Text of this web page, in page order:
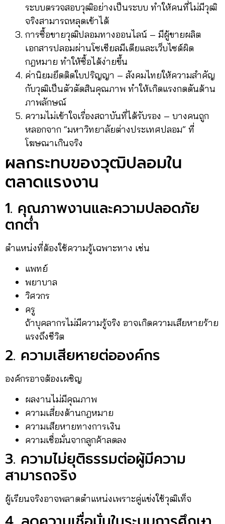
ระบบตรวจสอบวุฒิอย่างเป็นระบบ ทำให้คนที่ไม่มีวุฒิ
จริงสามารถหลุดเข้าได้
การซื้อขายวุฒิปลอมทางออนไลน์ – มีผู้ขายผลิต
เอกสารปลอมผ่านโซเชียลมีเดียและเว็บไซต์ผิด
กฎหมาย ทำให้ซื้อได้ง่ายขึ้น
ค่านิยมยึดติดใบปริญญา – สังคมไทยให้ความสำคัญ
กับวุฒิเป็นตัวตัดสินคุณภาพ ทำให้เกิดแรงกดดันด้าน
ภาพลักษณ์
ความไม่เข้าใจเรื่องสถาบันที่ได้รับรอง – บางคนถูก
หลอกจาก “มหาวิทยาลัยต่างประเทศปลอม” ที่
โฆษณาเกินจริง
ผลกระทบของวุฒิปลอมใน
ตลาดแรงงาน
1. คุณภาพงานและความปลอดภัย
ตกต่ำ
ตำแหน่งที่ต้องใช้ความรู้เฉพาะทาง เช่น
แพทย์
พยาบาล
วิศวกร
ครู
ถ้าบุคลากรไม่มีความรู้จริง อาจเกิดความเสียหายร้าย
แรงถึงชีวิต
2. ความเสียหายต่อองค์กร
องค์กรอาจต้องเผชิญ
ผลงานไม่มีคุณภาพ
ความเสี่ยงด้านกฎหมาย
ความเสียหายทางการเงิน
ความเชื่อมั่นจากลูกค้าลดลง
3. ความไม่ยุติธรรมต่อผู้มีความ
สามารถจริง
ผู้เรียนจริงอาจพลาดตำแหน่งเพราะคู่แข่งใช้วุฒิเท็จ